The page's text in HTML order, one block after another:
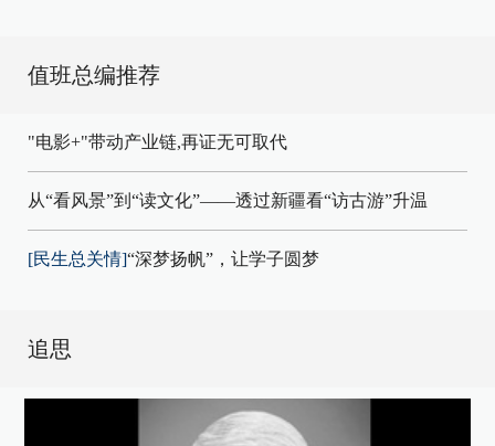
值班总编推荐
"电影+"带动产业链,再证无可取代
从“看风景”到“读文化”——透过新疆看“访古游”升温
[民生总关情]“深梦扬帆”，让学子圆梦
追思